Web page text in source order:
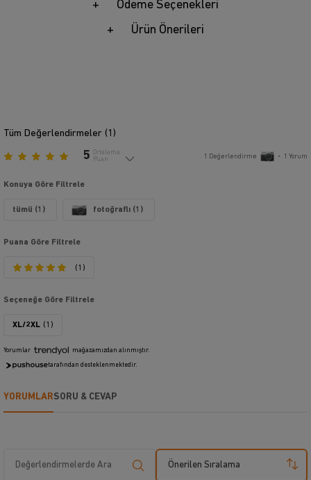
Ödeme Seçenekleri
Ürün Önerileri
Tüm Değerlendirmeler (1 )
5 Ortalama
Puan
1 Değerlendirme • 1 Yorum
Konuya Göre Filtrele
tümü (1) fotoğraflı (1)
Puana Göre Filtrele
(1)
Seçeneğe Göre Filtrele
XL/2XL (1)
Yorumlar mağazamızdan alınmıştır.
tarafından desteklenmektedir.
YORUMLARSORU & CEVAP
Önerilen Sıralama